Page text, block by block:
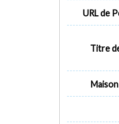
URL de
Titre